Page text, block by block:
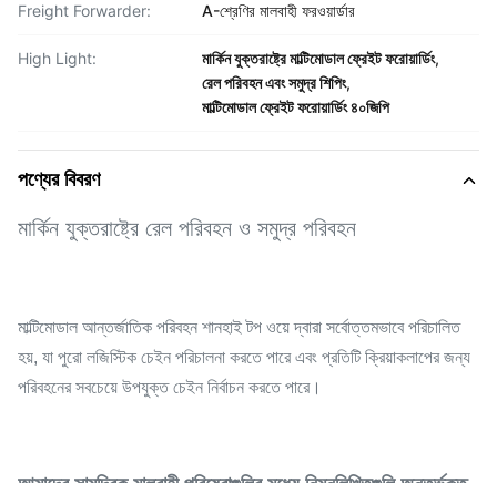
Freight Forwarder: A-শ্রেণির মালবাহী ফরওয়ার্ডার
High Light: মার্কিন যুক্তরাষ্ট্রে মাল্টিমোডাল ফ্রেইট ফরোয়ার্ডিং,
রেল পরিবহন এবং সমুদ্র শিপিং,
মাল্টিমোডাল ফ্রেইট ফরোয়ার্ডিং ৪০জিপি
পণ্যের বিবরণ
মার্কিন যুক্তরাষ্ট্রে রেল পরিবহন ও সমুদ্র পরিবহন
মাল্টিমোডাল আন্তর্জাতিক পরিবহন শানহাই টপ ওয়ে দ্বারা সর্বোত্তমভাবে পরিচালিত
হয়, যা পুরো লজিস্টিক চেইন পরিচালনা করতে পারে এবং প্রতিটি ক্রিয়াকলাপের জন্য
পরিবহনের সবচেয়ে উপযুক্ত চেইন নির্বাচন করতে পারে।